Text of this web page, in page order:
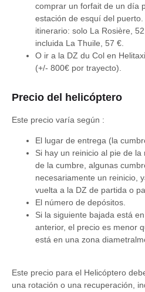
comprar un forfait de un día
estación de esquí del
itinerario: solo La Rosière,
incluida La Thuile, 57 €.
O ir a la DZ du Col en
(+/- 800€ por trayecto).
Precio del helicóptero
Este precio varía según :
El lugar de entrega (la
Si hay un reinicio al pie de
de la cumbre, algunas
necesariamente un reinicio,
vuelta a la DZ de partida o
El número de depósitos.
Si la siguiente bajada está
anterior, el precio es menor
está en una zona
Este precio para el Helicóptero
una rotación o una recuperación,